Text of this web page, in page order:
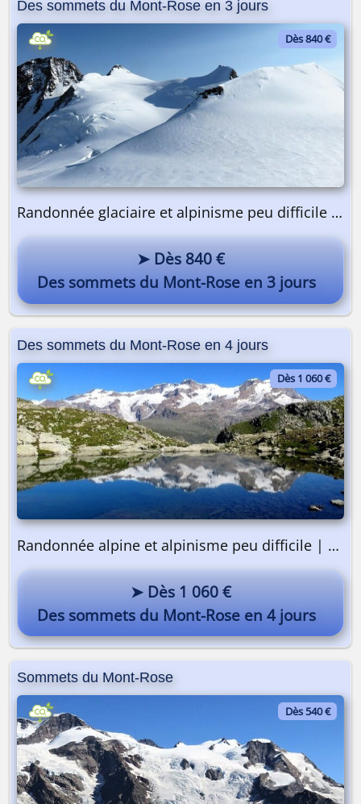
Des sommets du Mont-Rose en 3 jours
Dès 840 €
Randonnée glaciaire et alpinisme peu difficile | 3 jours
➤ Dès 840 €
Des sommets du Mont-Rose en 3 jours
Des sommets du Mont-Rose en 4 jours
Dès 1 060 €
Randonnée alpine et alpinisme peu difficile | 4 jours
➤ Dès 1 060 €
Des sommets du Mont-Rose en 4 jours
Sommets du Mont-Rose
Dès 540 €